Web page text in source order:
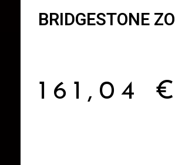
BRIDGESTONE ZO
161,04 €